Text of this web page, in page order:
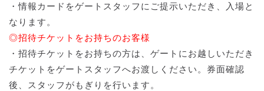
・情報カードをゲートスタッフにご提示いただき、入場と
なります。
◎招待チケットをお持ちのお客様
・招待チケットをお持ちの方は、ゲートにお越しいただき
チケットをゲートスタッフへお渡しください。券面確認
後、スタッフがもぎりを行います。